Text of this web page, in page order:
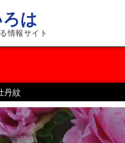
は
情報サイト
丹紋